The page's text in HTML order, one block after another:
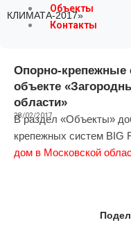
Объекты
Контакты
КЛИМАТА-2017»
Опорно-крепежные
объекте
области»
28/02/2017
В раздел «Объекты»
крепежных систем BIG
дом в Московской